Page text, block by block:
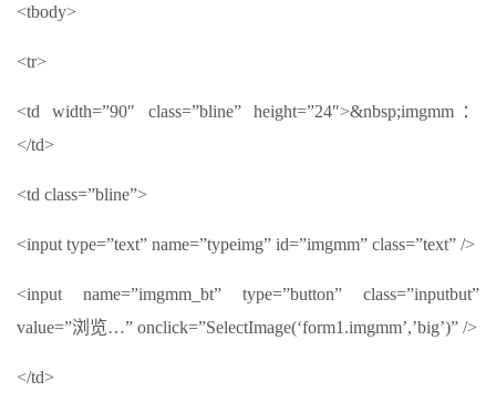
<tbody>
<tr>
<td width=”90″ class=”bline” height=”24″>&nbsp;imgmm：
</td>
<td class=”bline”>
<input type=”text” name=”typeimg” id=”imgmm” class=”text” />
<input name=”imgmm_bt” type=”button” class=”inputbut”
value=”浏览…” onclick=”SelectImage(‘form1.imgmm’,’big’)” />
</td>